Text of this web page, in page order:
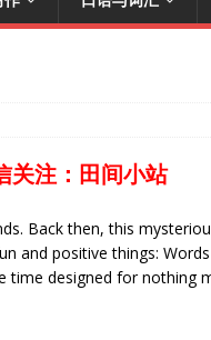
关注：田间小站
Back then, this
and positive things:
time designed for nothing